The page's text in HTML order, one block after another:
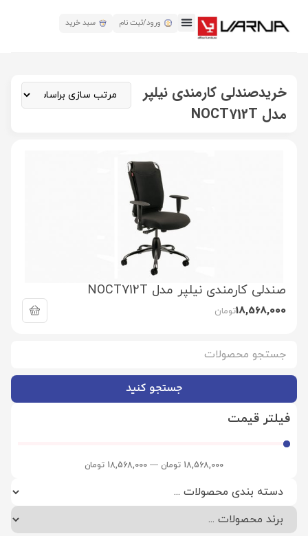
ورود/ثبت نام سبد خرید
جستجو کنید
فیلتر قیمت
18,568,000 تومان —
18,568,000 تومان
خریدصندلی کارمندی نیلپر
مدل NOCT712T
صندلی کارمندی نیلپر مدل NOCT712T
18,568,000تومان